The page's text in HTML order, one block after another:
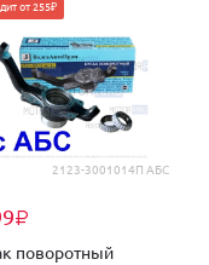
2123-3001014П АБС
₽
от 255₽
поворотный